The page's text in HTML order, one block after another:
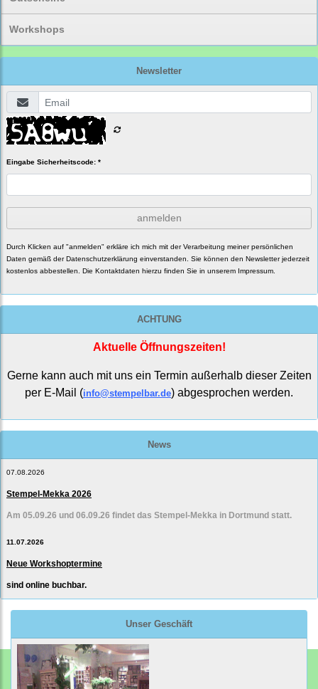
Workshops
Newsletter
Eingabe Sicherheitscode: *
anmelden
Durch Klicken auf "anmelden" erkläre ich mich mit der Verarbeitung meiner persönlichen
Daten gemäß der Datenschutzerklärung einverstanden. Sie können den Newsletter jederzeit
kostenlos abbestellen. Die Kontaktdaten hierzu finden Sie in unserem Impressum.
ACHTUNG
Aktuelle Öffnungszeiten!
Gerne kann auch mit uns ein Termin außerhalb dieser Zeiten
per E-Mail (info@stempelbar.de) abgesprochen werden.
News
07.08.2026
Stempel-Mekka 2026
Am 05.09.26 und 06.09.26 findet das Stempel-Mekka in Dortmund statt.
11.07.2026
Neue Workshoptermine
sind online buchbar.
Unser Geschäft